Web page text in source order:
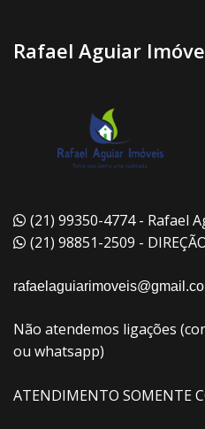
Rafael Aguiar
(21) 99350-4774 - Rafael
(21) 98851-2509 -
Não atendemos ligações
ou whatsapp)
ATENDIMENTO SOMENTE